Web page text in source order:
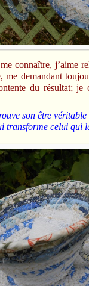
connaître, j’aime
me demandant
du résultat;
son être
transforme celui